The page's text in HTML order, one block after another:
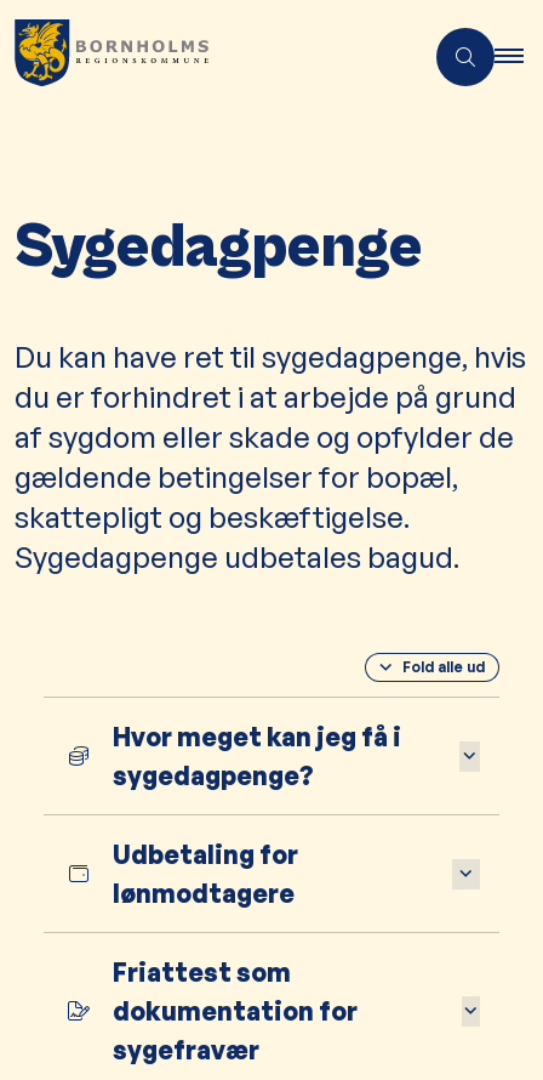
Sygedagpenge
Du kan have ret til sygedagpenge, hvis
du er forhindret i at arbejde på grund
af sygdom eller skade og opfylder de
gældende betingelser for bopæl,
skattepligt og beskæftigelse.
Sygedagpenge udbetales bagud.
Fold alle ud
Hvor meget kan jeg få i
sygedagpenge?
Udbetaling for
lønmodtagere
Friattest som
dokumentation for
sygefravær